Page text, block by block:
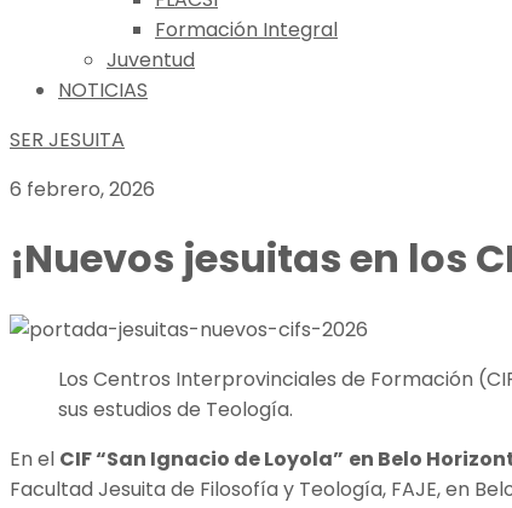
Formación Integral
Juventud
NOTICIAS
SER JESUITA
6 febrero, 2026
¡Nuevos jesuitas en los
Los Centros Interprovinciales de Formación
sus estudios de Teología.
En el CIF “San Ignacio de Loyola” en Belo
Facultad Jesuita de Filosofía y Teología, FAJE, en